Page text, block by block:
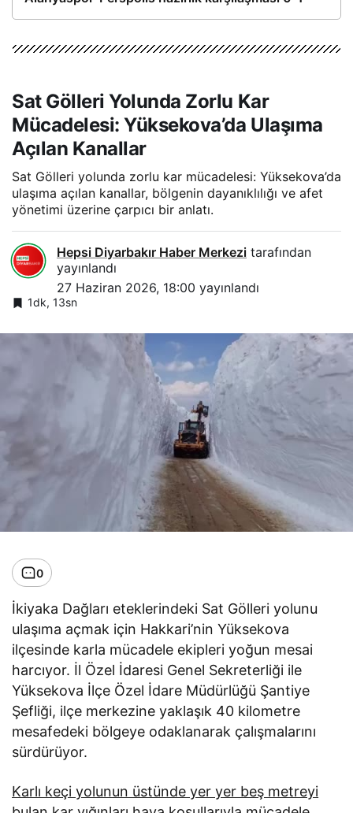
Sat Gölleri Yolunda Zorlu Kar
Mücadelesi: Yüksekova’da Ulaşıma
Açılan Kanallar
Sat Gölleri yolunda zorlu kar mücadelesi: Yüksekova’da
ulaşıma açılan kanallar, bölgenin dayanıklılığı ve afet
yönetimi üzerine çarpıcı bir anlatı.
Hepsi Diyarbakır Haber Merkezi tarafından
yayınlandı
27 Haziran 2026, 18:00 yayınlandı
1dk, 13sn
0
İkiyaka Dağları eteklerindeki Sat Gölleri yolunu
ulaşıma açmak için Hakkari’nin Yüksekova
ilçesinde karla mücadele ekipleri yoğun mesai
harcıyor. İl Özel İdaresi Genel Sekreterliği ile
Yüksekova İlçe Özel İdare Müdürlüğü Şantiye
Şefliği, ilçe merkezine yaklaşık 40 kilometre
mesafedeki bölgeye odaklanarak çalışmalarını
sürdürüyor.
Karlı keçi yolunun üstünde yer yer beş metreyi